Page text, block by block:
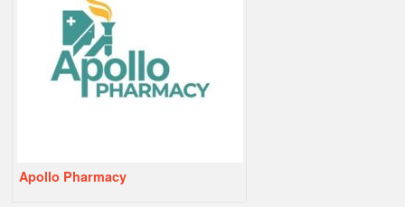
Apollo Pharmacy